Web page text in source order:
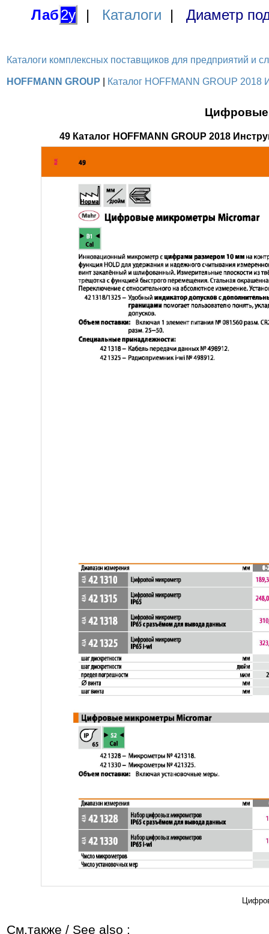
Лаб2у | Каталоги | Диаметр
Каталоги комплексных поставщиков для предприятий и
HOFFMANN GROUP Каталог HOFFMANN GROUP 2018
Цифровые
49 Каталог HOFFMANN GROUP 2018
См.также / See also :